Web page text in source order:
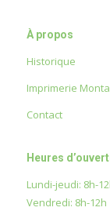
À propos
Historique
Imprimerie
Contact
Heures
Lundi-jeudi: 8h-
Vendredi: 8h-12h